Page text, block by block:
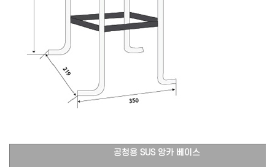
공청용 SUS 앙카 베이스